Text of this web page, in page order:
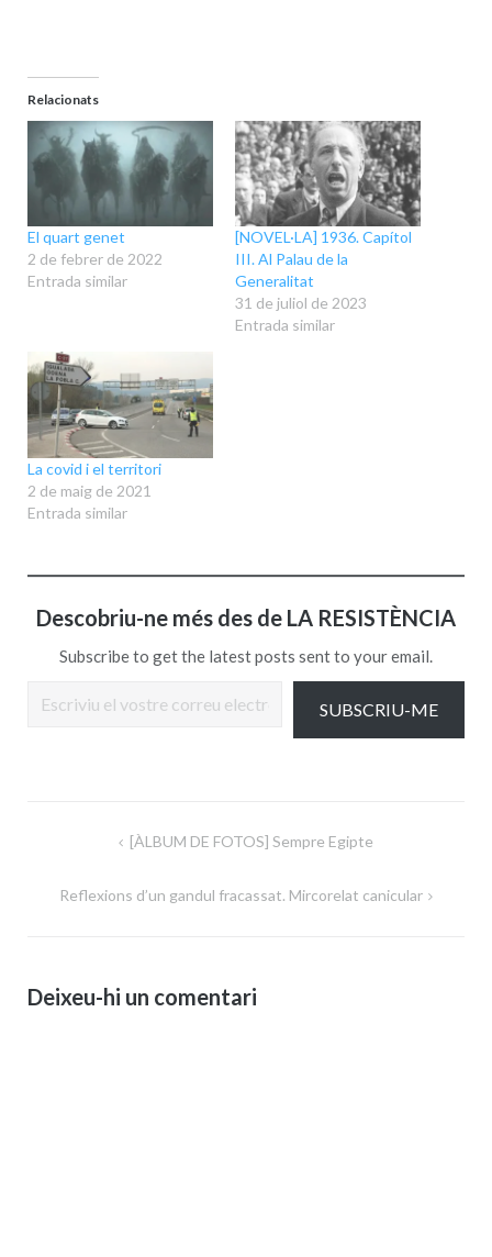
Relacionats
El quart genet
2 de febrer de 2022
Entrada similar
[NOVEL·LA] 1936. Capítol
III. Al Palau de la
Generalitat
31 de juliol de 2023
Entrada similar
La covid i el territori
2 de maig de 2021
Entrada similar
Descobriu-ne més des de LA RESISTÈNCIA
Subscribe to get the latest posts sent to your email.
SUBSCRIU-ME
Navegació[ÀLBUM DE FOTOS] Sempre Egipte
Reflexions d’un gandul fracassat. Mircorelat canicular
Deixeu-hi un comentari